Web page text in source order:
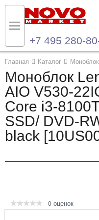
+7 495 280-
Главная Каталог
Моноблок
AIO V530-
Core i3-
SSD/ DVD-
black
0 оценок
Назад
Каталог продукции
Ноутбуки и ультрабуки
Компьютеры
Назад
Контакты
Контактная информация